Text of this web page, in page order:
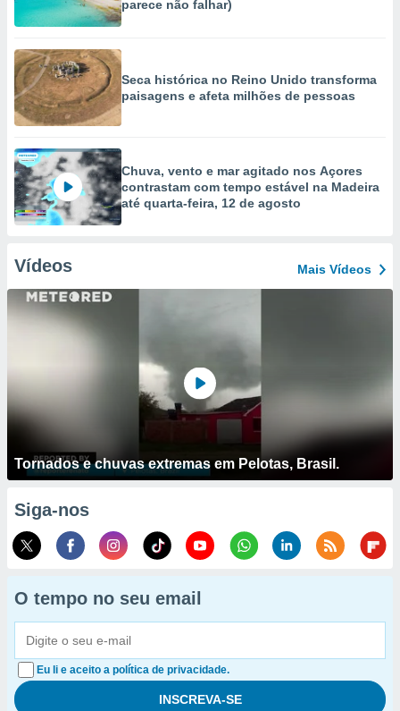
parece não falhar)
Seca histórica no Reino Unido transforma
paisagens e afeta milhões de pessoas
Chuva, vento e mar agitado nos Açores
contrastam com tempo estável na Madeira
até quarta-feira, 12 de agosto
Vídeos Mais Vídeos
Tornados e chuvas extremas em Pelotas, Brasil.
Siga-nos
O tempo no seu email
Eu li e aceito a política de privacidade.